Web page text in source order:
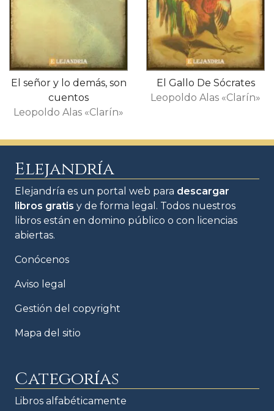
El señor y lo demás, son
cuentos
Leopoldo Alas «Clarín»
El Gallo De Sócrates
Leopoldo Alas «Clarín»
Elejandría
Elejandría es un portal web para descargar
libros gratis y de forma legal. Todos nuestros
libros están en domino público o con licencias
abiertas.
Conócenos
Aviso legal
Gestión del copyright
Mapa del sitio
Categorías
Libros alfabéticamente